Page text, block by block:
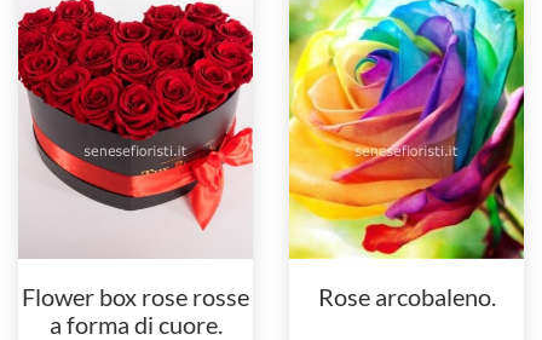
Flower box rose rosse
a forma di cuore.
Rose arcobaleno.